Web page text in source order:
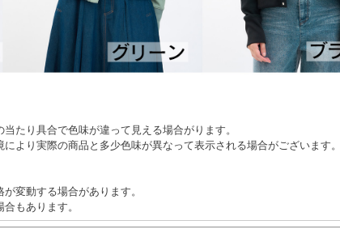
たり具合で色味が違って見える場合がります。
より実際の商品と多少色味が異なって表示される場合がございます。
変動する場合があります。
もあります。